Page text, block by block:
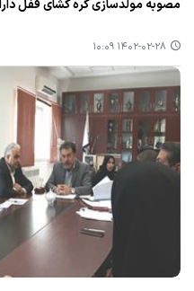
مصوبه مولدسازی گره گشای قفل
۱۴۰۲-۰۲-۲۸ ۱۰:۰۹